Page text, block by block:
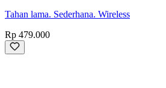
Tahan lama. Sederhana. Wireless
Rp 479.000